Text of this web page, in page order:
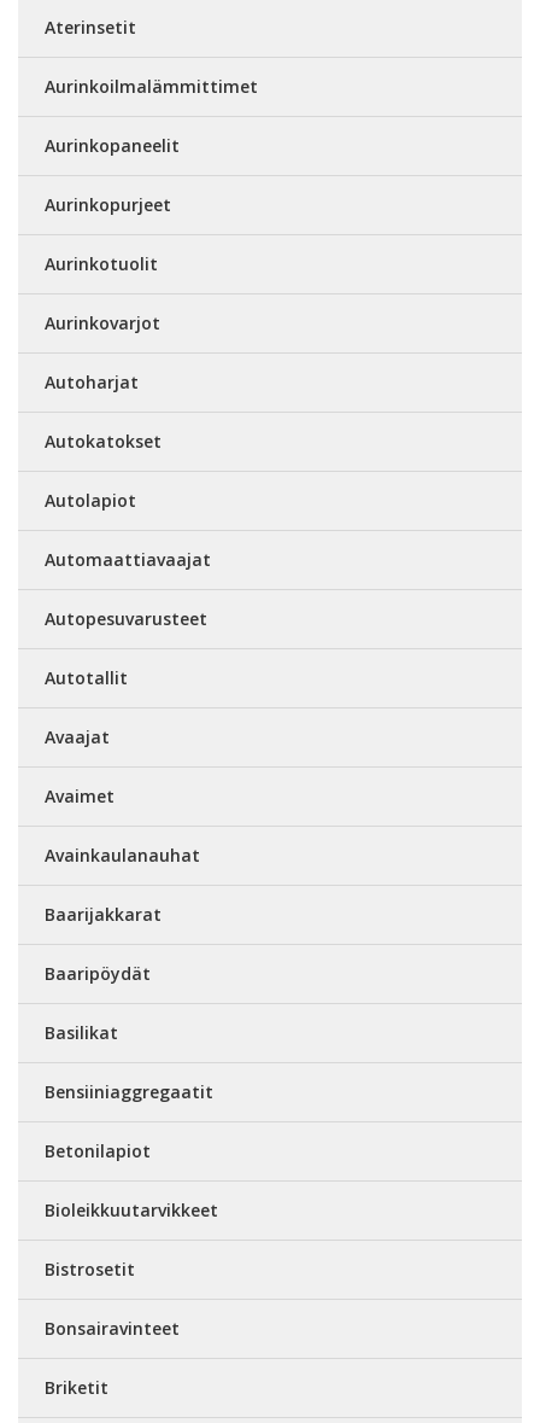
Aterinsetit
Aurinkoilmalämmittimet
Aurinkopaneelit
Aurinkopurjeet
Aurinkotuolit
Aurinkovarjot
Autoharjat
Autokatokset
Autolapiot
Automaattiavaajat
Autopesuvarusteet
Autotallit
Avaajat
Avaimet
Avainkaulanauhat
Baarijakkarat
Baaripöydät
Basilikat
Bensiiniaggregaatit
Betonilapiot
Bioleikkuutarvikkeet
Bistrosetit
Bonsairavinteet
Briketit